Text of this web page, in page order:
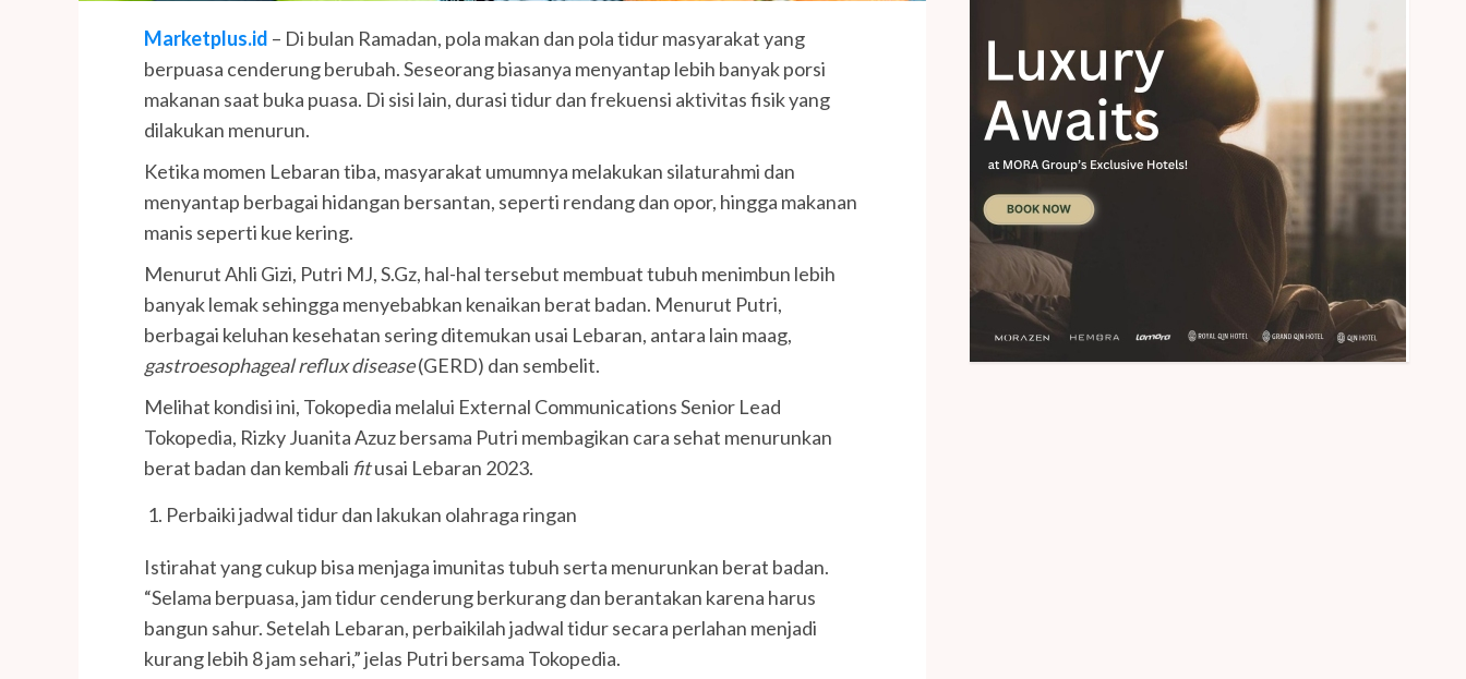
Marketplus.id – Di bulan Ramadan, pola makan dan pola tidur masyarakat yang
berpuasa cenderung berubah. Seseorang biasanya menyantap lebih banyak porsi
makanan saat buka puasa. Di sisi lain, durasi tidur dan frekuensi aktivitas fisik yang
dilakukan menurun.
Ketika momen Lebaran tiba, masyarakat umumnya melakukan silaturahmi dan
menyantap berbagai hidangan bersantan, seperti rendang dan opor, hingga makanan
manis seperti kue kering.
Menurut Ahli Gizi, Putri MJ, S.Gz, hal-hal tersebut membuat tubuh menimbun lebih
banyak lemak sehingga menyebabkan kenaikan berat badan. Menurut Putri,
berbagai keluhan kesehatan sering ditemukan usai Lebaran, antara lain maag,
gastroesophageal reflux disease(GERD) dan sembelit.
Melihat kondisi ini, Tokopedia melalui External Communications Senior Lead
Tokopedia, Rizky Juanita Azuz bersama Putri membagikan cara sehat menurunkan
berat badan dan kembali fitusai Lebaran 2023.
Perbaiki jadwal tidur dan lakukan olahraga ringan
Istirahat yang cukup bisa menjaga imunitas tubuh serta menurunkan berat badan.
“Selama berpuasa, jam tidur cenderung berkurang dan berantakan karena harus
bangun sahur. Setelah Lebaran, perbaikilah jadwal tidur secara perlahan menjadi
kurang lebih 8 jam sehari,” jelas Putri bersama Tokopedia.